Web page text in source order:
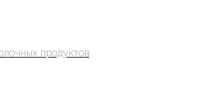
продуктов